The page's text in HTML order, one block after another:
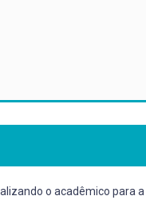
o acadêmico para